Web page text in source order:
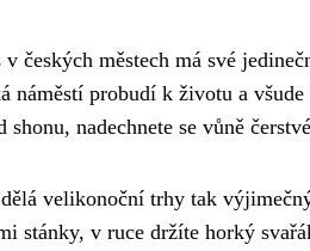
v českých městech má své
náměstí probudí k životu a
shonu, nadechnete se vůně
velikonoční trhy tak
stánky, v ruce držíte horký